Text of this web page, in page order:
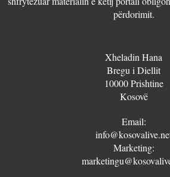
përdorimit.
Xheladin Hana
Bregu i Diellit
10000 Prishtine
Kosovë
Email:
Marketing: